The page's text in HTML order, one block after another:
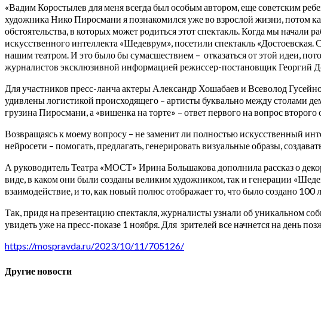
«Вадим Коростылев для меня всегда был особым автором, еще советским
художника Нико Пиросмани я познакомился уже во взрослой жизни, потом
обстоятельства, в которых может родиться этот спектакль. Когда мы начали
искусственного интеллекта «Шедеврум», посетили спектакль
нашим театром. И это было бы сумасшествием – отказаться от этой идеи,
журналистов эксклюзивной информацией режиссер-постановщик Георгий
Для участников пресс-ланча актеры Александр Хошабаев и Всеволод
удивлены логистикой происходящего – артисты буквально между столами
грузина Пиросмани, а «вишенка на торте» – ответ первого на вопрос
Возвращаясь к моему вопросу – не заменит ли полностью искусственный
нейросети – помогать, предлагать, генерировать визуальные образы,
А руководитель Театра «МОСТ» Ирина Большакова дополнила рассказ о
виде, в каком они были созданы великим художником, так и генерации
взаимодействие, и то, как новый полюс отображает то, что было создано 100
Так, придя на презентацию спектакля, журналисты узнали об уникальном
увидеть уже на пресс-показе 1 ноября. Для зрителей все начнется на день
https://mospravda.ru/2023/10/11/705126/
Другие новости